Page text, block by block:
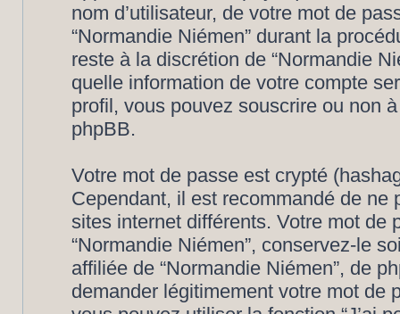
nom d’utilisateur, de votre mot de
“Normandie Niémen” durant la
reste à la discrétion de “Normandie
quelle information de votre compte
profil, vous pouvez souscrire ou non
phpBB.
Votre mot de passe est crypté
Cependant, il est recommandé de
sites internet différents. Votre mot de
“Normandie Niémen”, conservez-le
affiliée de “Normandie Niémen”, de
demander légitimement votre mot de